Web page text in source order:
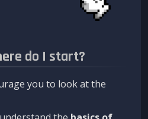
do I start?
you to look at the